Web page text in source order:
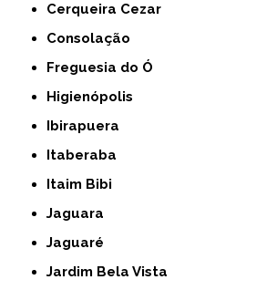
Cerqueira Cezar
Consolação
Freguesia do Ó
Higienópolis
Ibirapuera
Itaberaba
Itaim Bibi
Jaguara
Jaguaré
Jardim Bela Vista